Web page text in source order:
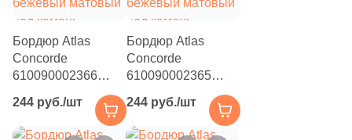
20x25 (5 )
20x6.5 (1)
20x31 (1)
20x11.2 (2)
20.1x20.1 ( 1)
Бордюр Atlas
Concorde
610090002366
Empire Statuario
Listello 7.2x60
бежевый матовый
244 руб./шт
Бордюр Atlas
Concorde
610090002365
Empire Arabescato
Listello 7.2x60
бежевый матовый
244 руб./шт